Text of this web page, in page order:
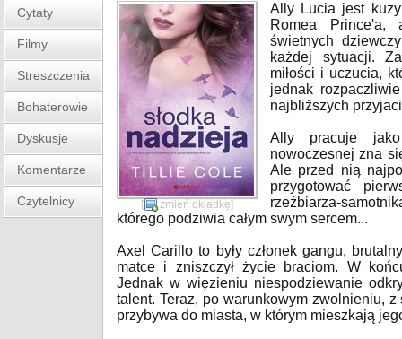
Cytaty
Filmy
Streszczenia
Bohaterowie
Dyskusje
Komentarze
Czytelnicy [ zmień okładkę]
Ally Lucia jest
Romea Prince'a,
świetnych
każdej sytuacji.
miłości i uczucia,
jednak
najbliższych
Ally pracuje
nowoczesnej zna
Ale przed nią
przygotować
rzeźbiarza-
którego podziwia całym swym sercem...
Axel Carillo to były członek gangu,
matce i zniszczył życie braciom. W
Jednak w więzieniu niespodziewanie
talent. Teraz, po warunkowym zwolnieniu,
przybywa do miasta, w którym mieszkają